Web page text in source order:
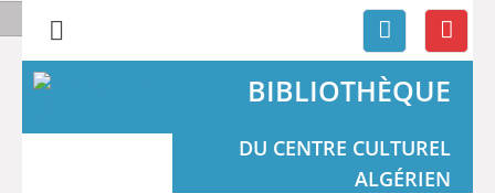
BIBLIOTHÈQUE
DU CENTRE CULTUREL
ALGÉRIEN